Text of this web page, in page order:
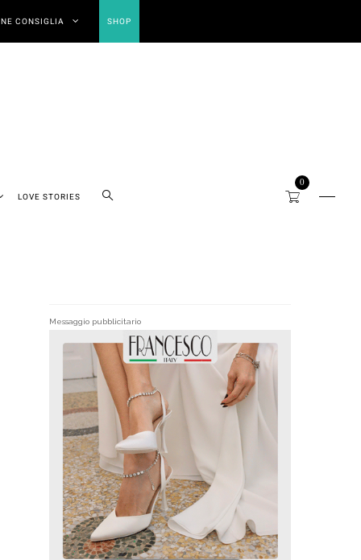
CONSIGLIA SHOP
LOVE STORIES
0
Messaggio pubblicitario